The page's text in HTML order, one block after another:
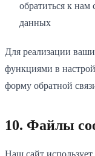
обратиться к нам
данных
Для реализации
функциями в
форму обратной
10. Файлы